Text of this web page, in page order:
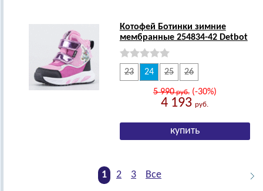
Котофей Ботинки зимние
мембранные 254834-42 Detbot
23 24 25 26
5 990руб.(-30%)
4 193руб.
1 2 3 Все